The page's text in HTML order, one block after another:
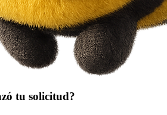
tu solicitud?